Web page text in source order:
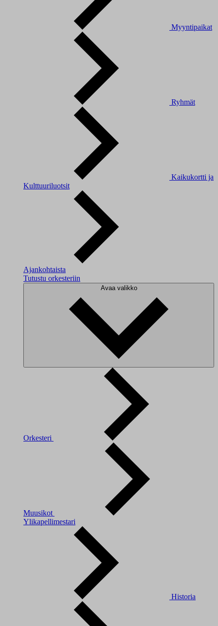
Myyntipaikat
Ryhmät
Kaikukortti ja
Kulttuuriluotsit
Ajankohtaista
Tutustu orkesteriin
Avaa valikko
Orkesteri
Muusikot
Ylikapellimestari
Historia